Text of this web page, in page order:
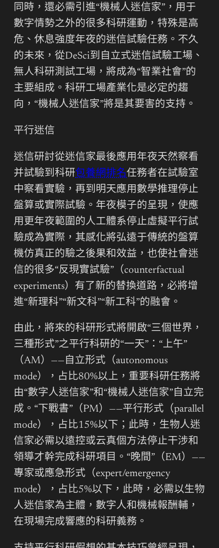
同時，還必需引進“機械人迷信家”，用于
數字情勢之外的很多科研運動，特殊是高
危、休息強度年夜的迷信試驗任務。不久
的未來，從DeSci到自立式迷信試驗工場、
無人科研測試工場，將成為“智業社會”的
主要組成。科研工場產業化是必定的趨
向，“機械人迷信家”將是其要害的支持。
平行迷信
迷信研討從迷信家最後應用年夜天然察看
并試驗到科研包養網排名任務者在試驗室
中察看實驗，再到明天應用數學推理停止
盤算或實際試驗。年夜模子的呈現，使應
用更年夜範圍的人工體系停止虛擬平行試
驗成為實際，其感化將弘遠于傳統的盤算
機仿真正的驗之後果和效益，也使社會迷
信的很多“反現實試驗”（counterfactual
experiments）有了新的替換道路，必將增
進“新理科”“新文科”“新工科”的融會。
由此，將來的科研形式將開啟“三個世界，
三種形式”之平行科研的“一天”：“上午”
（AM）——自立形式（autonomous
mode），占比80%以上，重要科研任務將
由“數字人迷信家”和“機械人迷信家”自立完
成。“下戰書”（PM）——平行形式（parallel
mode），占比15%以下；此時，生物人迷
信家必需以遠控或云真個方法停止干涉和
領導才幹完成科研項目。“晚間”（EM）——
專家或應急形式（expert/emergency
mode），占比5%以下，此時，必需以生物
人迷信家為主體，數字人和機械報酬輔，
在現場完成響應的科研義務。